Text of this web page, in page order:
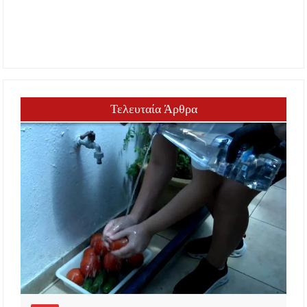
Τελευταία Άρθρα